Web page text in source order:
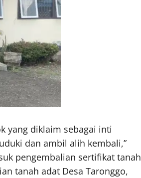
yang diklaim sebagai inti
dan ambil alih kembali,”
pengembalian sertifikat tanah
tanah adat Desa Taronggo,